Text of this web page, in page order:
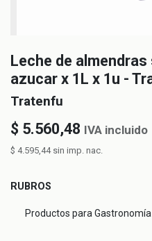
Leche de
azucar x 1L x 1u -
Tratenfu
$ 5.560,48 IVA incluido
$ 4.595,44 sin imp. nac.
RUBROS
Productos para Gastronomía